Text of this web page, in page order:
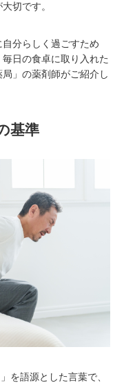
切です。
分らしく過ごすため
日の食卓に取り入れた
」の薬剤師がご紹介し
基準
を語源とした言葉で、